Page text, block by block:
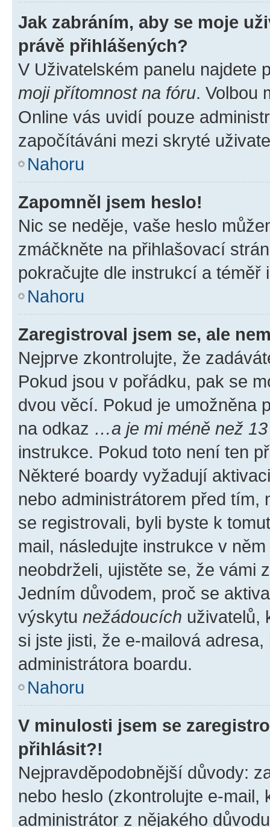
Jak zabráním, aby se moje
právě přihlášených?
V Uživatelském panelu najdete
moji přítomnost na fóru. Volbou
Online vás uvidí pouze
započítáváni mezi skryté
Nahoru
Zapomněl jsem heslo!
Nic se neděje, vaše heslo
zmáčkněte na přihlašovací
pokračujte dle instrukcí a téměř
Nahoru
Zaregistroval jsem se, ale
Nejprve zkontrolujte, že
Pokud jsou v pořádku, pak se
dvou věcí. Pokud je umožněna
na odkaz …a je mi méně než
instrukce. Pokud toto není ten
Některé boardy vyžadují
nebo administrátorem před tím,
se registrovali, byli byste k
mail, následujte instrukce v
neobdrželi, ujistěte se, že vámi
Jedním důvodem, proč se
výskytu nežádoucích uživatelů,
si jste jisti, že e-mailová
administrátora boardu.
Nahoru
V minulosti jsem se
přihlásit?!
Nejpravděpodobnější důvody:
nebo heslo (zkontrolujte e-
administrátor z nějakého